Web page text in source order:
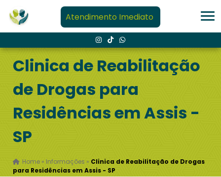
Atendimento Imediato
Clinica de Reabilitação
de Drogas para
Residências em Assis -
SP
Home » Informações » Clinica de Reabilitação de Drogas
para Residências em Assis - SP